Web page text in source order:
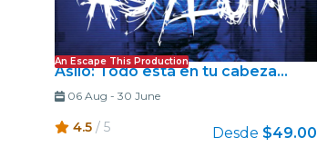
An Escape This Production
Asilo: Todo está en tu cabeza...
06 Aug - 30 June
4.5 / 5 Desde $49.00